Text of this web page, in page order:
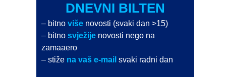
DNEVNI BILTEN
– bitno višenovosti (svaki dan >15)
– bitno svježijenovosti nego na
zamaaero
– stiže na vaš e-mail svaki radni dan